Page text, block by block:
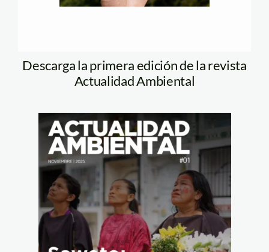
Descarga la primera edición de la revista
Actualidad Ambiental